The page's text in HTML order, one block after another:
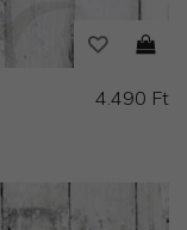
4.490 Ft